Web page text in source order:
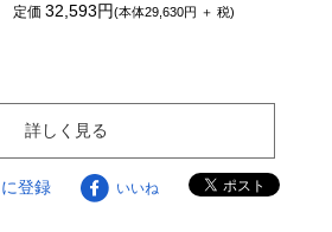
定価32,593円(本体29,630円 ＋ 税)
詳しく見る
登録 いいね